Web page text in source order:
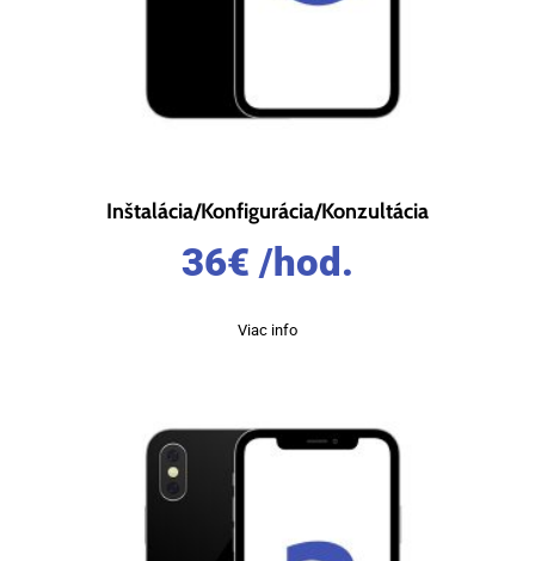
Inštalácia/Konfigurácia/Konzultácia
36€ /hod.
Viac info